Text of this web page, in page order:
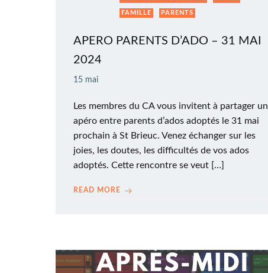
FAMILLE PARENTS
APERO PARENTS D’ADO – 31 MAI
2024
15 mai
Les membres du CA vous invitent à partager un
apéro entre parents d’ados adoptés le 31 mai
prochain à St Brieuc. Venez échanger sur les
joies, les doutes, les difficultés de vos ados
adoptés. Cette rencontre se veut […]
READ MORE